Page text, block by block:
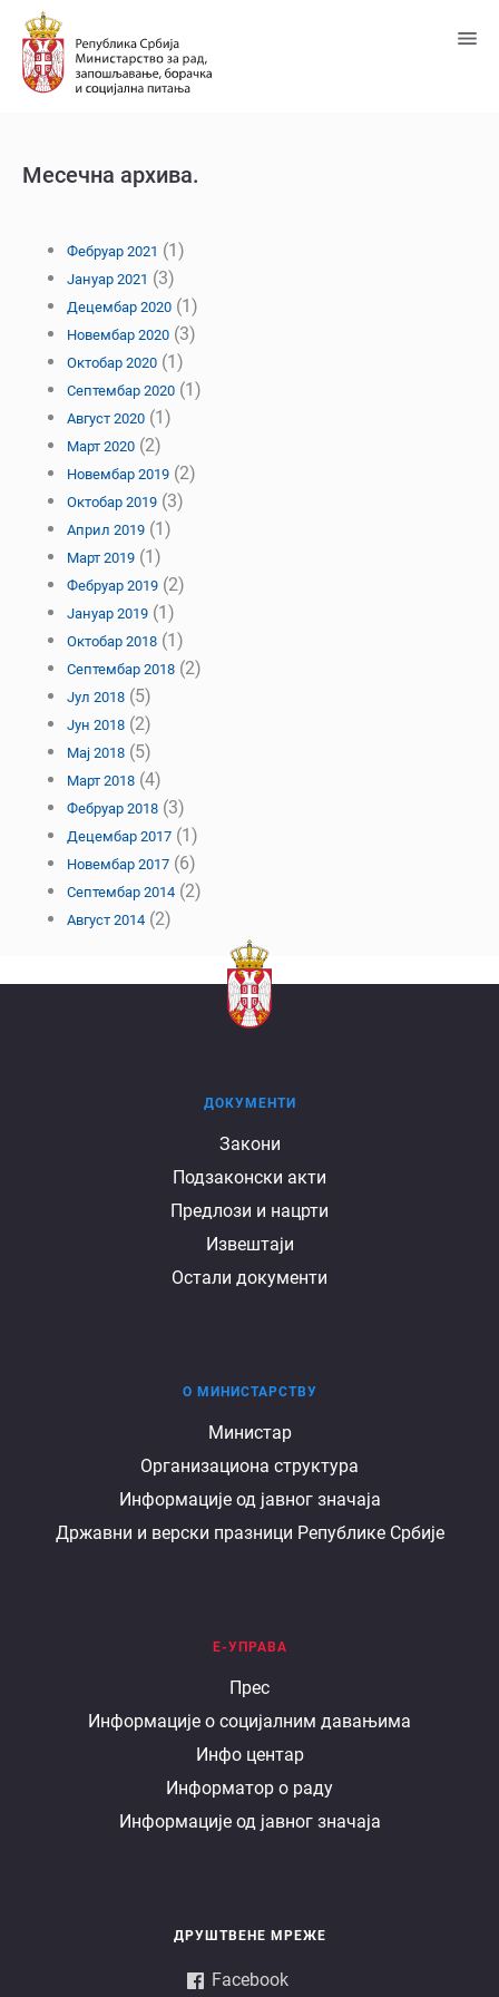
Пређи
главни
садржај
Месечна архива.
Фебруар 2021 (1)
Јануар 2021 (3)
Децембар 2020 (1)
Новембар 2020 (3)
Октобар 2020 (1)
Септембар 2020 (1)
Август 2020 (1)
Март 2020 (2)
Новембар 2019 (2)
Октобар 2019 (3)
Април 2019 (1)
Март 2019 (1)
Фебруар 2019 (2)
Јануар 2019 (1)
Октобар 2018 (1)
Септембар 2018 (2)
Јул 2018 (5)
Јун 2018 (2)
Мај 2018 (5)
Март 2018 (4)
Фебруар 2018 (3)
Децембар 2017 (1)
Новембар 2017 (6)
Септембар 2014 (2)
Август 2014 (2)
ДОКУМЕНТИ
Закони
Подзаконски акти
Предлози и нацрти
Извештаји
Остали документи
министарству
О МИНИСТАРСТВУ
Министар
Организациона структура
Информације од јавног значаја
Државни и верски празници Републике Србије
Е-УПРАВА
Прес
Информације о социјалним давањима
Инфо центар
Информатор о раду
Информације од јавног значаја
ДРУШТВЕНЕ МРЕЖЕ
Facebook